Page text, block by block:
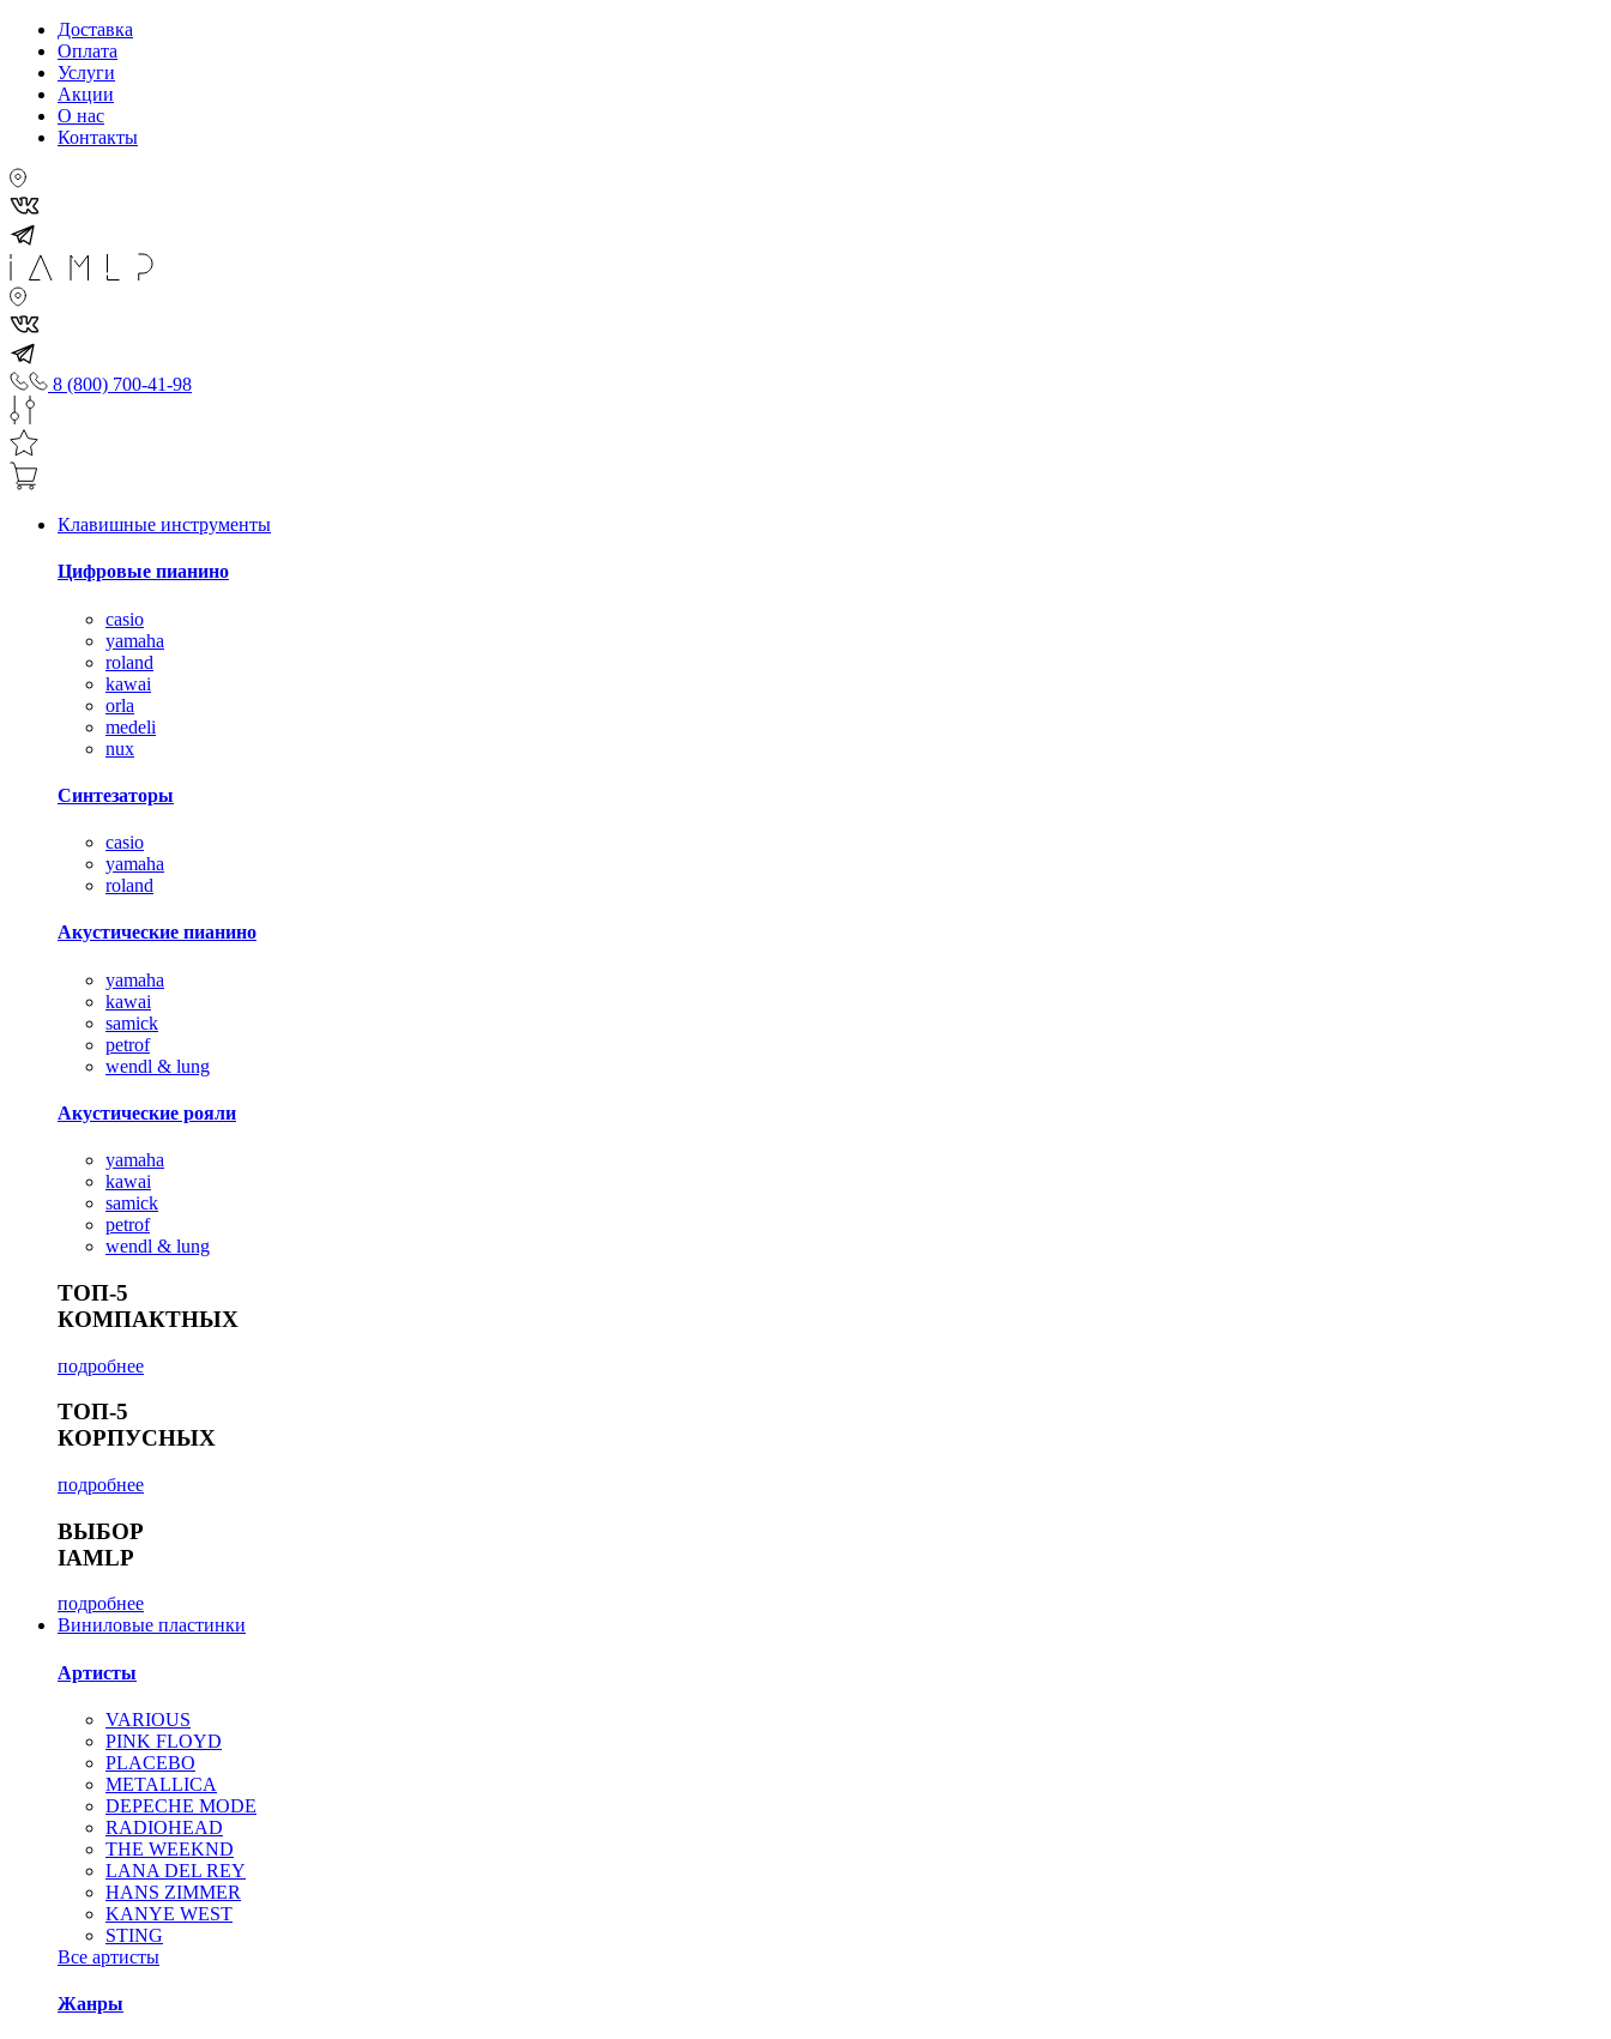
Доставка
Оплата
Услуги
Акции
О нас
Контакты
8 (800) 700-41-98
Клавишные инструменты
Цифровые пианино
casio
yamaha
roland
kawai
orla
medeli
nux
Синтезаторы
casio
yamaha
roland
Акустические пианино
yamaha
kawai
samick
petrof
wendl & lung
Акустические рояли
yamaha
kawai
samick
petrof
wendl & lung
ТОП-5
КОМПАКТНЫХ
подробнее
ТОП-5
КОРПУСНЫХ
подробнее
ВЫБОР
IAMLP
подробнее
Виниловые пластинки
Артисты
VARIOUS
PINK FLOYD
PLACEBO
METALLICA
DEPECHE MODE
RADIOHEAD
THE WEEKND
LANA DEL REY
HANS ZIMMER
KANYE WEST
STING
Все артисты
Жанры